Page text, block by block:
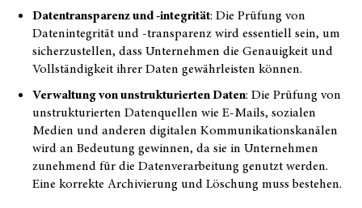
Datentransparenz und -integrität: Die Prüfung von
Datenintegrität und -transparenz wird essentiell sein, um
sicherzustellen, dass Unternehmen die Genauigkeit und
Vollständigkeit ihrer Daten gewährleisten können.
Verwaltung von unstrukturierten Daten: Die Prüfung von
unstrukturierten Datenquellen wie E-Mails, sozialen
Medien und anderen digitalen Kommunikationskanälen
wird an Bedeutung gewinnen, da sie in Unternehmen
zunehmend für die Datenverarbeitung genutzt werden.
Eine korrekte Archivierung und Löschung muss bestehen.